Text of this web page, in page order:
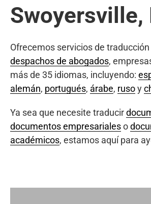
Swoyersville,
Ofrecemos servicios de
despachos de abogados,
más de 35 idiomas, incluyendo:
alemán, portugués, árabe, rusoy
Ya sea que necesite traducir
documentos empresarialeso
académicos, estamos aquí para